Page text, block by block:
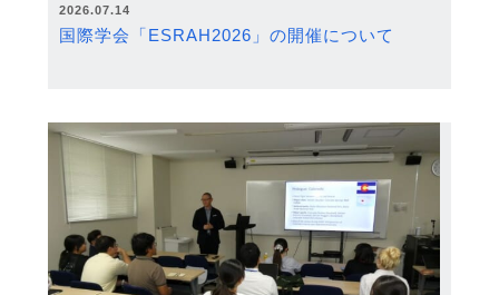
2026.07.14
国際学会「ESRAH2026」の開催について